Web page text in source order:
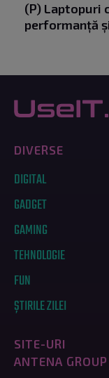
(P) Laptopuri
performanță
DIVERSE
DIGITAL
GADGET
GAMING
TEHNOLOGIE
FUN
ȘTIRILE ZILEI
SITE-URI
ANTENA GROUP